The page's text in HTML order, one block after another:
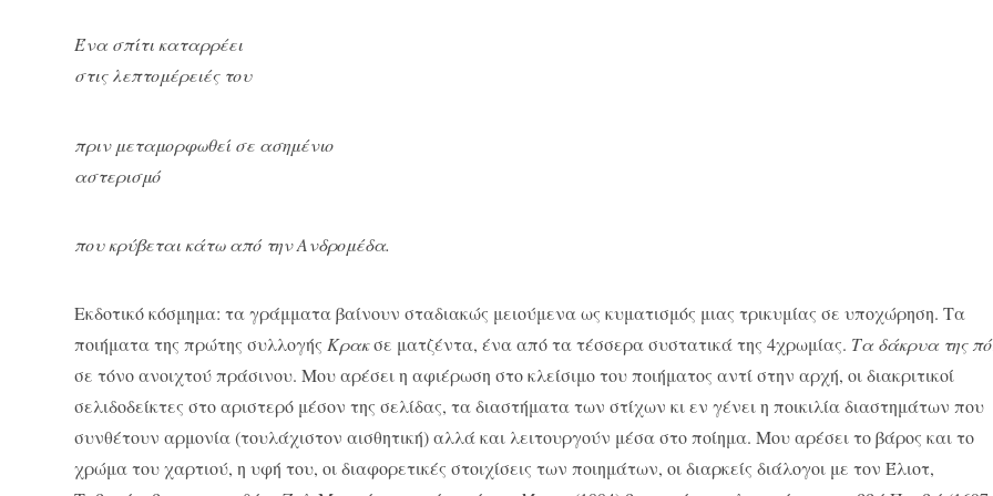
Ένα σπίτι καταρρέει
στις λεπτομέρειές του
πριν μεταμορφωθεί σε ασημένιο
αστερισμό
που κρύβεται κάτω από την Ανδρομέδα.
Εκδοτικό κόσμημα: τα γράμματα βαίνουν σταδιακώς μειούμενα ως κυματισμός μιας τρικυμίας σε υποχώρηση. Τα
ποιήματα της πρώτης συλλογήςΚρακσε ματζέντα, ένα από τα τέσσερα συστατικά της 4χρωμίας. Τα δάκρυα της
σε τόνο ανοιχτού πράσινου. Μου αρέσει η αφιέρωση στο κλείσιμο του ποιήματος αντί στην αρχή, οι διακριτικοί
σελιδοδείκτες στο αριστερό μέσον της σελίδας, τα διαστήματα των στίχων κι εν γένει η ποικιλία διαστημάτων που
συνθέτουν αρμονία (τουλάχιστον αισθητική) αλλά και λειτουργούν μέσα στο ποίημα. Μου αρέσει το βάρος και το
χρώμα του χαρτιού, η υφή του, οι διαφορετικές στοιχίσεις των ποιημάτων, οι διαρκείς διάλογοι με τον Έλιοτ,